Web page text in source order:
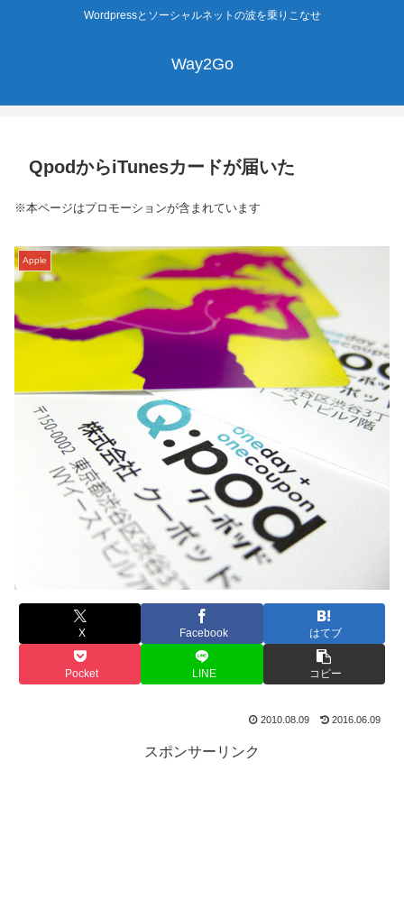
Wordpressとソーシャルネットの波を乗りこなせ
Way2Go
QpodからiTunesカードが届いた
※本ページはプロモーションが含まれています
Apple
X Facebook はてブ
Pocket LINE コピー
2010.08.09 2016.06.09
スポンサーリンク